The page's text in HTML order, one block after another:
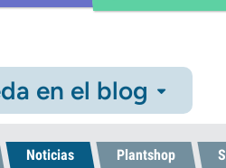
en el blog
Noticias Plantshop